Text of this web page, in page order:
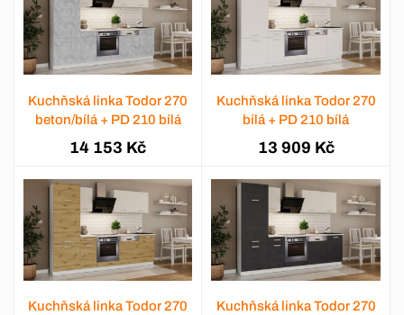
Kuchňská linka Todor 270
beton/bílá + PD 210 bílá
14 153 Kč
Kuchňská linka Todor 270
bílá + PD 210 bílá
13 909 Kč
Kuchňská linka Todor 270
Kuchňská linka Todor 270